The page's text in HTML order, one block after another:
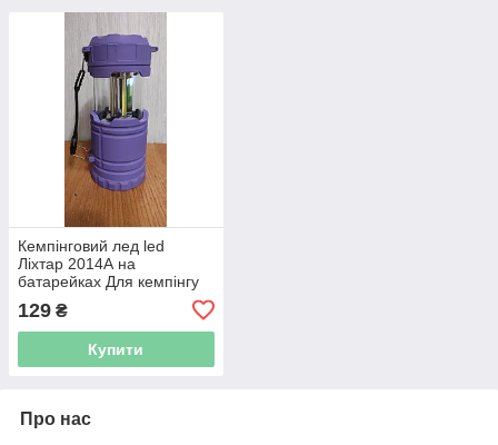
Кемпінговий лед led
Ліхтар 2014А на
батарейках Для кемпінгу
похідний ліхтарик лампа
світильник нічник
129 ₴
Купити
Про нас